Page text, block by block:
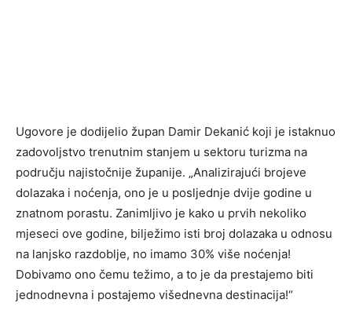
Ugovore je dodijelio župan Damir Dekanić koji je istaknuo
zadovoljstvo trenutnim stanjem u sektoru turizma na
području najistočnije županije. „Analizirajući brojeve
dolazaka i noćenja, ono je u posljednje dvije godine u
znatnom porastu. Zanimljivo je kako u prvih nekoliko
mjeseci ove godine, bilježimo isti broj dolazaka u odnosu
na lanjsko razdoblje, no imamo 30% više noćenja!
Dobivamo ono čemu težimo, a to je da prestajemo biti
jednodnevna i postajemo višednevna destinacija!“